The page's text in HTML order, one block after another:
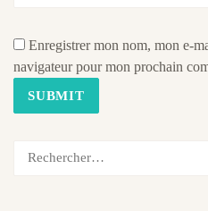
Enregistrer mon nom, mon e-
navigateur pour mon prochain
Rechercher :